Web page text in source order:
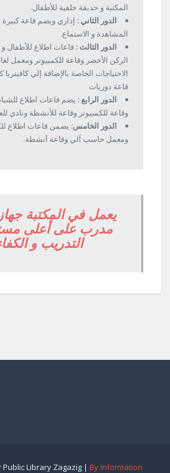
المكتبة و حديقة خلفية للأطفال.
الدور الثاني : إداري ويضم قاعة
المشاهدة و الاستماع.
الدور الثالث : قاعات اطلاع للأطفال
الركن الأخضر وقاعة للكمبيوتر ومعمل
الاحتياجات الخاصة بالإضافة إلي كافيتريا
قاعة دوريات
الدور الرابع : يضم قاعات اطلاع
وقاعة للكمبيوتر وقاعة للأنشطة ونادي
الدور الخامس: يضمن قاعات اطلاع
ومعمل حاسب آلي وقاعة أنشطة.
يعمل في المكتبة
مدرب على أعلى
التدريب و
Public Library Zagazig | By Information